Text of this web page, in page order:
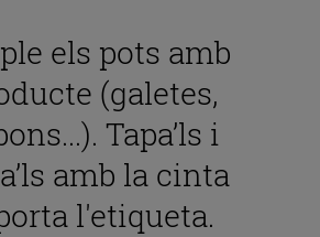
els pots amb
(galetes,
Tapa’ls i
amb la cinta
l'etiqueta.